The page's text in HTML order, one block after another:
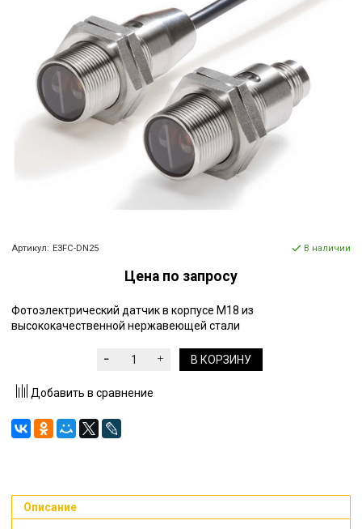
Артикул: E3FC-DN25 В наличии
Цена по запросу
Фотоэлектрический датчик в корпусе M18 из
высококачественной нержавеющей стали
В КОРЗИНУ
Добавить в сравнение
Описание